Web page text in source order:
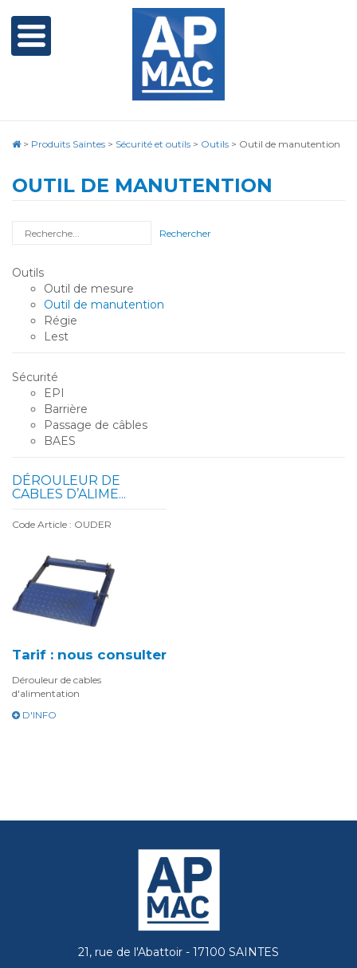
> Produits Saintes > Sécurité et outils > Outils > Outil de manutention
OUTIL DE MANUTENTION
Rechercher
Outils
Outil de mesure
Outil de manutention
Régie
Lest
Sécurité
EPI
Barrière
Passage de câbles
BAES
DÉROULEUR DE
CABLES D’ALIME...
Code Article : OUDER
Tarif : nous consulter
Dérouleur de cables
d'alimentation
D'INFO
21, rue de l'Abattoir - 17100 SAINTES